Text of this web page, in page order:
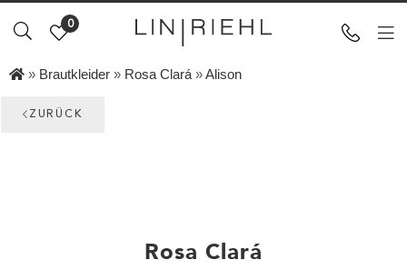
0
» Brautkleider » Rosa Clará »Alison
ZURÜCK
Rosa Clará